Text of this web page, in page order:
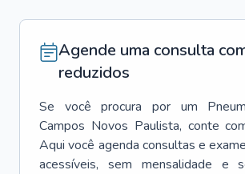
Agende uma consulta
reduzidos
Se você procura por um
Campos Novos Paulista, conte
Aqui você agenda consultas e
acessíveis, sem mensalidade e